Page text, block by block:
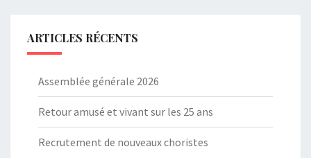
ARTICLES RÉCENTS
Assemblée générale 2026
Retour amusé et vivant sur les 25 ans
Recrutement de nouveaux choristes